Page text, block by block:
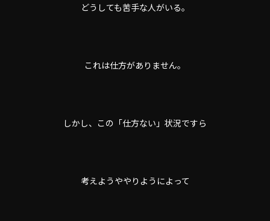
どうしても苦手な人がいる。
これは仕方がありません。
しかし、この「仕方ない」状況ですら
考えようややりようによって